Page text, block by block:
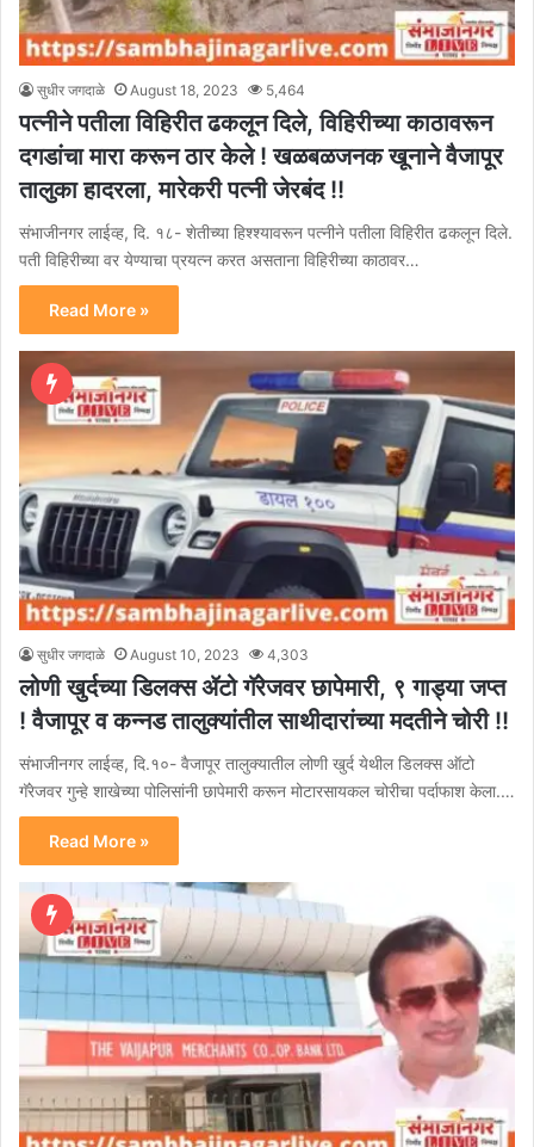
सुधीर जगदाळे August 18, 2023 5,464
पत्नीने पतीला विहिरीत ढकलून दिले, विहिरीच्या काठावरून
दगडांचा मारा करून ठार केले ! खळबळजनक खूनाने वैजापूर
तालुका हादरला, मारेकरी पत्नी जेरबंद !!
संभाजीनगर लाईव्ह, दि. १८- शेतीच्या हिश्श्यावरून पत्नीने पतीला विहिरीत ढकलून दिले.
पती विहिरीच्या वर येण्याचा प्रयत्न करत असताना विहिरीच्या काठावर…
Read More »
सुधीर जगदाळे August 10, 2023 4,303
लोणी खुर्दच्या डिलक्स ॲटो गॅरेजवर छापेमारी, ९ गाड्या जप्त
! वैजापूर व कन्नड तालुक्यांतील साथीदारांच्या मदतीने चोरी !!
संभाजीनगर लाईव्ह, दि.१०- वैजापूर तालुक्यातील लोणी खुर्द येथील डिलक्स ऑटो
गॅरेजवर गुन्हे शाखेच्या पोलिसांनी छापेमारी करून मोटारसायकल चोरीचा पर्दाफाश केला.…
Read More »